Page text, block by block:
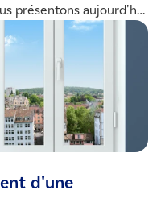
présentons aujourd'hui
de chaudière.
d'une